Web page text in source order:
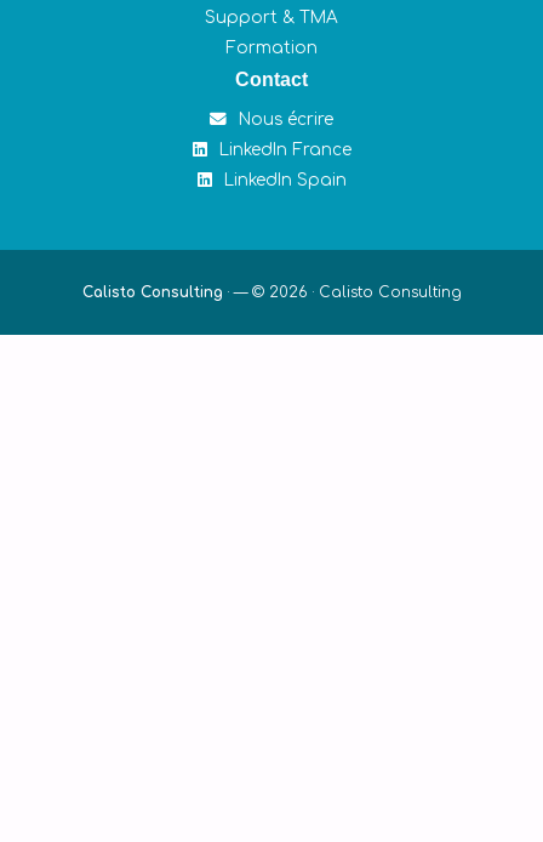
Support & TMA
Formation
Contact
Nous écrire
LinkedIn France
LinkedIn Spain
Calisto Consulting ·— © 2026 · Calisto Consulting